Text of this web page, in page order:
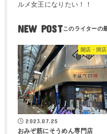
ルメ女王になりたい！！
NEW POST
開店・閉店
2023.07.25
おみぞ筋にそうめん専門店